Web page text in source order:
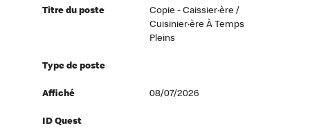
Titre du poste
Copie - Caissier·ère /
Cuisinier·ère À Temps
Pleins
Type de poste
Affiché 08/07/2026
ID Quest